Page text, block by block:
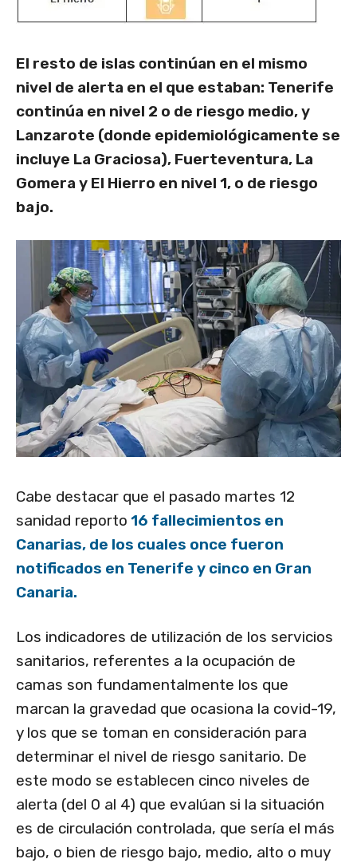
El resto de islas continúan en el mismo
nivel de alerta en el que estaban: Tenerife
continúa en nivel 2 o de riesgo medio, y
Lanzarote (donde epidemiológicamente se
incluye La Graciosa), Fuerteventura, La
Gomera y El Hierro en nivel 1, o de riesgo
bajo.
Cabe destacar que el pasado martes 12
sanidad reporto 16 fallecimientos en
Canarias, de los cuales once fueron
notificados en Tenerife y cinco en Gran
Canaria.
Los indicadores de utilización de los servicios
sanitarios, referentes a la ocupación de
camas son fundamentalmente los que
marcan la gravedad que ocasiona la covid-19,
y los que se toman en consideración para
determinar el nivel de riesgo sanitario. De
este modo se establecen cinco niveles de
alerta (del 0 al 4) que evalúan si la situación
es de circulación controlada, que sería el más
bajo, o bien de riesgo bajo, medio, alto o muy